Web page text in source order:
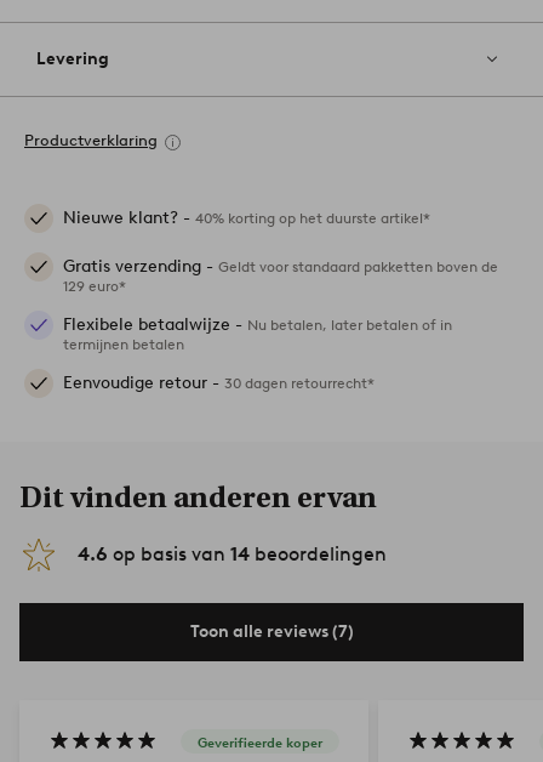
Levering
Productverklaring
Nieuwe klant? - 40% korting op het duurste artikel*
Gratis verzending - Geldt voor standaard pakketten boven de
129 euro*
Flexibele betaalwijze - Nu betalen, later betalen of in
termijnen betalen
Eenvoudige retour - 30 dagen retourrecht*
Dit vinden anderen ervan
4.6 op basis van 14 beoordelingen
Toon alle reviews (7)
Geverifieerde koper